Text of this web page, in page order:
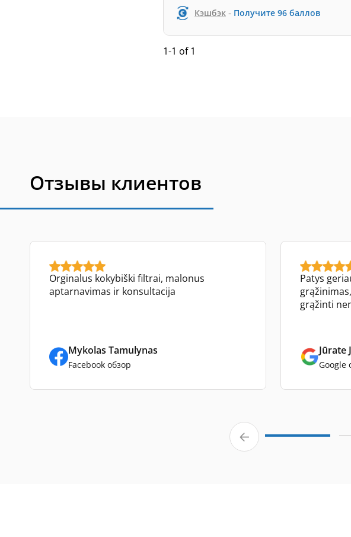
Кэшбэк - Получите 96 баллов
1-1 of 1
Отзывы клиентов
Orginalus kokybiški filtrai, malonus
aptarnavimas ir konsultacija
Mykolas Tamulynas
Facebook обзор
Patys
grąžinti
Jūrate
Google